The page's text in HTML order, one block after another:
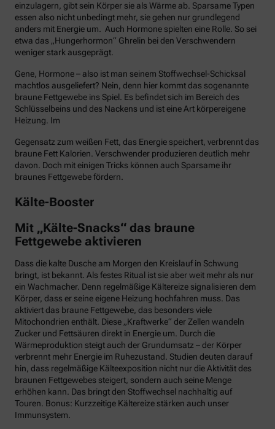
einzulagern, gibt sein Körper sie als Wärme ab. Sparsame Typen
essen also nicht unbedingt mehr, sie gehen nur grundlegend
anders mit Energie um. Auch Hormone spielten eine Rolle. So sei
etwa das „Hungerhormon“ Ghrelin bei den Verschwendern
weniger stark ausgeprägt.
Gene, Hormone – also ist man seinem Stoffwechsel-Schicksal
machtlos ausgeliefert? Nein, denn hier kommt das sogenannte
braune Fettgewebe ins Spiel. Es befindet sich im Bereich des
Schlüsselbeins und des Nackens und ist eine Art körpereigene
Heizung. Im
Gegensatz zum weißen Fett, das Energie speichert, verbrennt das
braune Fett Kalorien. Verschwender produzieren deutlich mehr
davon. Doch mit einigen Tricks können auch Sparsame ihr
braunes Fettgewebe fördern.
Kälte-Booster
Mit „Kälte-Snacks“ das braune
Fettgewebe aktivieren
Dass die kalte Dusche am Morgen den Kreislauf in Schwung
bringt, ist bekannt. Als festes Ritual ist sie aber weit mehr als nur
ein Wachmacher. Denn regelmäßige Kältereize signalisieren dem
Körper, dass er seine eigene Heizung hochfahren muss. Das
aktiviert das braune Fettgewebe, das besonders viele
Mitochondrien enthält. Diese „Kraftwerke“ der Zellen wandeln
Zucker und Fettsäuren direkt in Energie um. Durch die
Wärmeproduktion steigt auch der Grundumsatz – der Körper
verbrennt mehr Energie im Ruhezustand. Studien deuten darauf
hin, dass regelmäßige Kälteexposition nicht nur die Aktivität des
braunen Fettgewebes steigert, sondern auch seine Menge
erhöhen kann. Das bringt den Stoffwechsel nachhaltig auf
Touren. Bonus: Kurzzeitige Kältereize stärken auch unser
Immunsystem.